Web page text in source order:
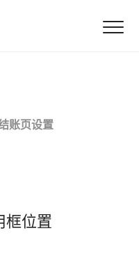
账页设置
框位置